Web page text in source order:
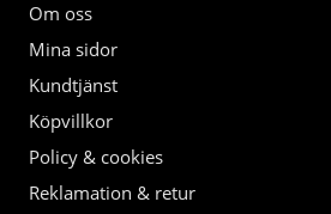
Om oss
Mina sidor
Kundtjänst
Köpvillkor
Policy & cookies
Reklamation & retur